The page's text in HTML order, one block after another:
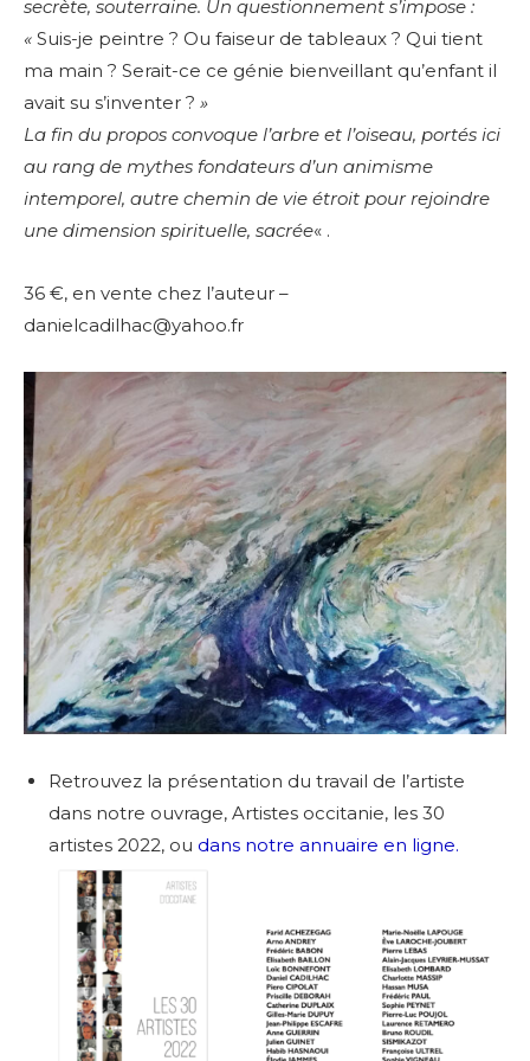
Adresse email*
secrète, souterraine. Un questionnement s’impose :
« Suis-je peintre ? Ou faiseur de tableaux ? Qui tient
ma main ? Serait-ce ce génie bienveillant qu’enfant il
avait su s’inventer ? »
La fin du propos convoque l’arbre et l’oiseau, portés ici
au rang de mythes fondateurs d’un animisme
intemporel, autre chemin de vie étroit pour rejoindre
une dimension spirituelle, sacrée« .
36 €, en vente chez l’auteur –
danielcadilhac@yahoo.fr
Retrouvez la présentation du travail de l’artiste
dans notre ouvrage, Artistes occitanie, les 30
artistes 2022, ou dans notre annuaire en ligne.